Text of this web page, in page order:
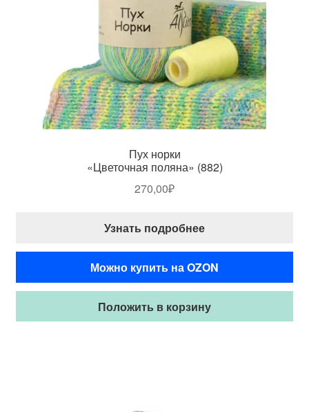
Пух норки
«Цветочная поляна» (882)
270,00₽
Узнать подробнее
Можно купить на OZON
Положить в корзину